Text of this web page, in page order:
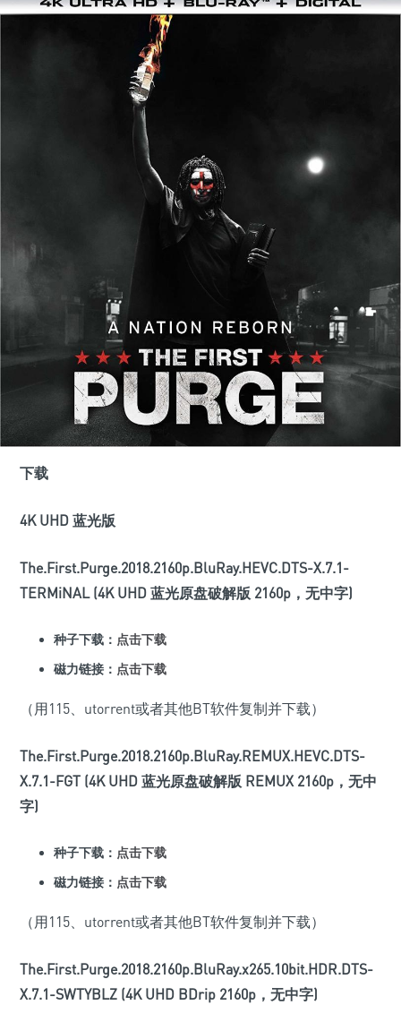
下载
4K UHD 蓝光版
The.First.Purge.2018.2160p.BluRay.HEVC.DTS-X.7.1-
TERMiNAL (4K UHD 蓝光原盘破解版 2160p，无中字)
种子下载： 点击下载
磁力链接： 点击下载
（用115、utorrent或者其他BT软件复制并下载）
The.First.Purge.2018.2160p.BluRay.REMUX.HEVC.DTS-
X.7.1-FGT (4K UHD 蓝光原盘破解版 REMUX 2160p，无中
字)
种子下载： 点击下载
磁力链接： 点击下载
（用115、utorrent或者其他BT软件复制并下载）
The.First.Purge.2018.2160p.BluRay.x265.10bit.HDR.DTS-
X.7.1-SWTYBLZ (4K UHD BDrip 2160p，无中字)